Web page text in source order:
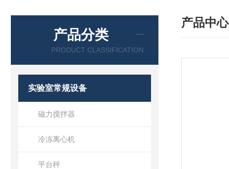
产品分类
PRODUCT CLASSIFICATION
实验室常规设备
磁力搅拌器
冷冻离心机
平台秤
产品中心